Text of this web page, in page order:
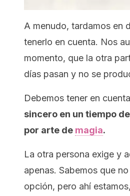
A menudo, tardamos en
tenerlo en cuenta. Nos
momento, que la otra
días pasan y no se
Debemos tener en
sincero en un tiempo
por arte de magia.
La otra persona exige y
apenas. Sabemos que
opción, pero ahí